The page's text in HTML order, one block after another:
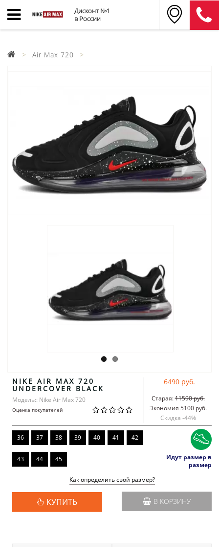
Дисконт №1
в России
Air Max 720
NIKE AIR MAX 720
UNDERCOVER BLACK
Модель:: Nike Air Max 720
Оценка покупателей
6490 руб.
Старая:11590 руб.
Экономия 5100 руб.
Скидка -44%
36 37 38 39 40 41 42
43 44 45
Идут размер в
размер
Как определить свой размер?
КУПИТЬ В КОРЗИНУ